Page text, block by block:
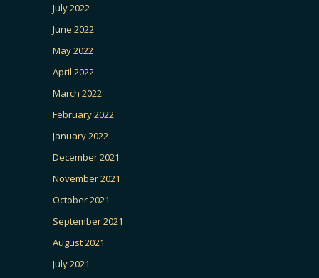
July 2022
June 2022
May 2022
April 2022
March 2022
February 2022
January 2022
December 2021
November 2021
October 2021
September 2021
August 2021
July 2021